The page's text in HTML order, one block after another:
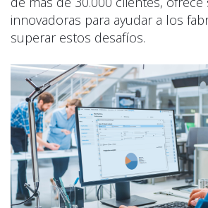
innovadoras para ayudar a los
superar estos desafíos.